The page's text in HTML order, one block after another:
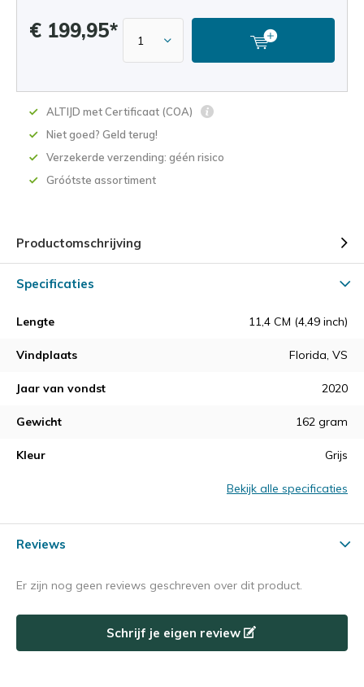
€ 199,95*
ALTIJD met Certificaat (COA)
Niet goed? Geld terug!
Verzekerde verzending: géén risico
Gróótste assortiment
Productomschrijving
Specificaties
Lengte 11,4 CM (4,49 inch)
Vindplaats Florida, VS
Jaar van vondst 2020
Gewicht 162 gram
Kleur Grijs
Bekijk alle specificaties
Reviews
Er zijn nog geen reviews geschreven over dit product.
Schrijf je eigen review